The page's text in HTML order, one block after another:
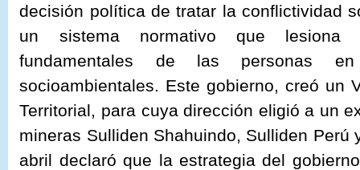
decisión política de tratar la conflictividad
un sistema normativo que lesiona
fundamentales de las personas
socioambientales. Este gobierno, creó un
Territorial, para cuya dirección eligió a un
mineras Sulliden Shahuindo, Sulliden Perú
abril declaró que la estrategia del